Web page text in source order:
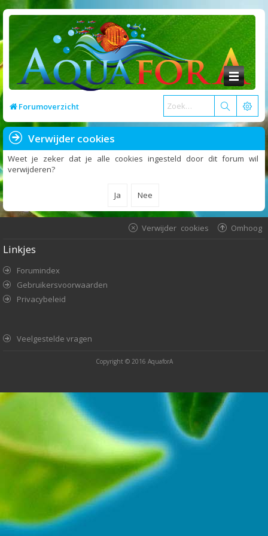
Forumoverzicht
Verwijder cookies
Weet je zeker dat je alle cookies ingesteld door dit forum wil
verwijderen?
Omhoog
Verwijder cookies
Linkjes
Forumindex
Gebruikersvoorwaarden
Privacybeleid
Veelgestelde vragen
Copyright © 2016 AquaforA